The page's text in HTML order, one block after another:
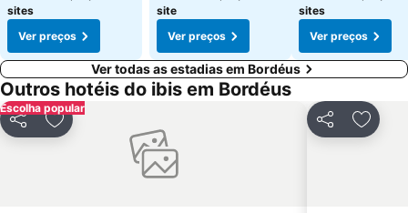
sites
Ver preços
site
Ver preços
sites
Ver preços
Ver todas as estadias em Bordéus
Outros hotéis do ibis em Bordéus
Escolha popular
PartilharAdicionar aos favoritos Partilhar